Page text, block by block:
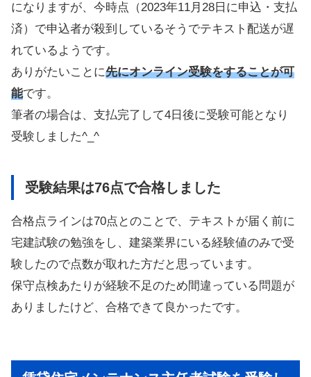
になりますが、今時点（2023年11月28日に申込・支払
済）で申込者が殺到しているそうでテキスト配送が遅
れているようです。
ありがたいことに先にオンライン受験をすることが可
能です。
筆者の場合は、支払完了して4日後に受験可能となり
受験しました^_^
受験結果は76点で合格しました
合格点ラインは70点とのことで、テキストが届く前に
宅建試験の勉強をし、建築業界にいる経験値のみで受
験したので点数が取れた方だと思っています。
保守点検あたりが経験不足のため間違っている問題が
ありましたけど、合格できて良かったです。